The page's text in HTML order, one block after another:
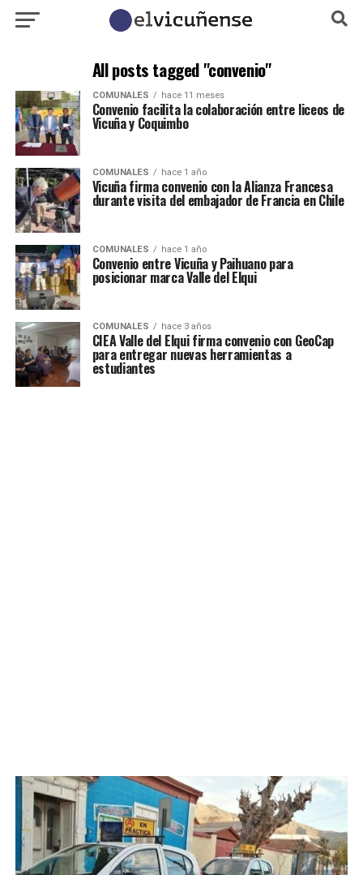
All posts tagged "convenio"
COMUNALES hace 11 meses
Convenio facilita la colaboración entre liceos de
Vicuña y Coquimbo
COMUNALES hace 1 año
Vicuña firma convenio con la Alianza Francesa
durante visita del embajador de Francia en Chile
COMUNALES hace 1 año
Convenio entre Vicuña y Paihuano para
posicionar marca Valle del Elqui
COMUNALES hace 3 años
CIEA Valle del Elqui firma convenio con GeoCap
para entregar nuevas herramientas a
estudiantes